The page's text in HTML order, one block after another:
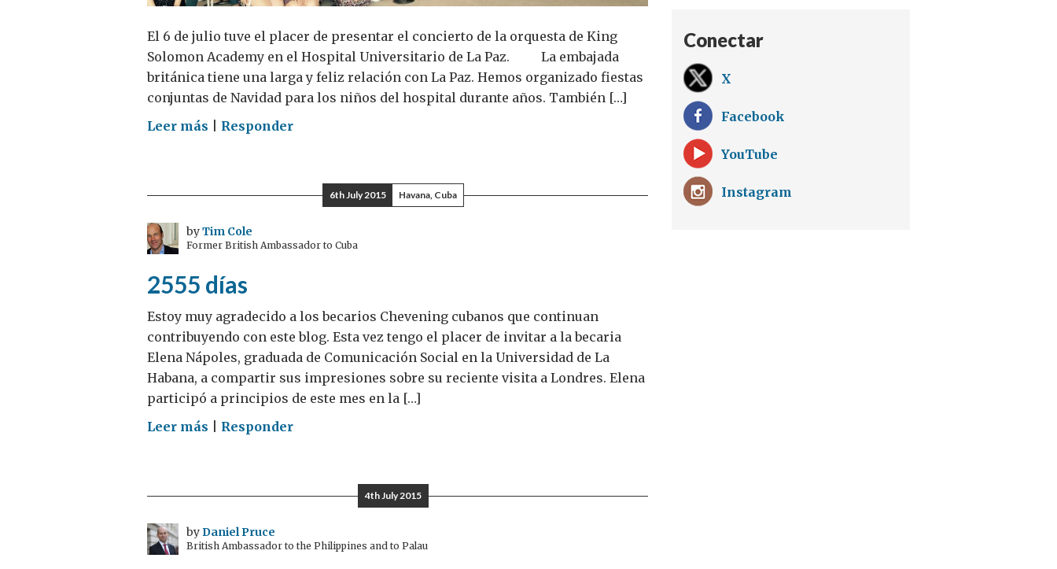
El 6 de julio tuve el placer de presentar el concierto de la orquesta de King
Solomon Academy en el Hospital Universitario de La Paz. La embajada
británica tiene una larga y feliz relación con La Paz. Hemos organizado fiestas
conjuntas de Navidad para los niños del hospital durante años. También […]
Leer más on
orquesta
de
Solomon
Academy
en
el
Hospital
La
Paz
Responder
6th July 2015 Havana, Cuba
byTim Cole
Former British Ambassador to Cuba
2555 días
Estoy muy agradecido a los becarios Chevening cubanos que continuan
contribuyendo con este blog. Esta vez tengo el placer de invitar a la becaria
Elena Nápoles, graduada de Comunicación Social en la Universidad de La
Habana, a compartir sus impresiones sobre su reciente visita a Londres. Elena
participó a principios de este mes en la […]
Leer más onResponder
4th July 2015
byDaniel Pruce
British Ambassador to the Philippines and to Palau
Conectar
X
Facebook
YouTube
Instagram